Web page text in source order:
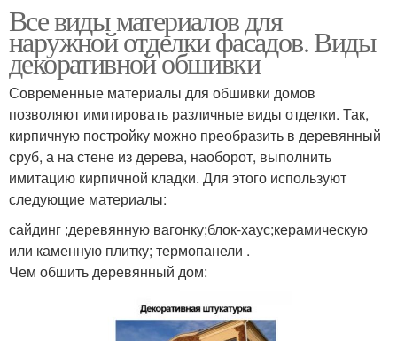
Все виды материалов для
наружной отделки фасадов. Виды
декоративной обшивки
Современные материалы для обшивки домов
позволяют имитировать различные виды отделки. Так,
кирпичную постройку можно преобразить в деревянный
сруб, а на стене из дерева, наоборот, выполнить
имитацию кирпичной кладки. Для этого используют
следующие материалы:
сайдинг ;деревянную вагонку;блок-хаус;керамическую
или каменную плитку; термопанели .
Чем обшить деревянный дом: